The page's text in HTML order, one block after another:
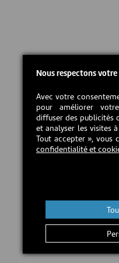
Nous respectons votre
Avec votre
pour améliorer
diffuser des publicités
et analyser les visites
Tout accepter », vous
confidentialité et